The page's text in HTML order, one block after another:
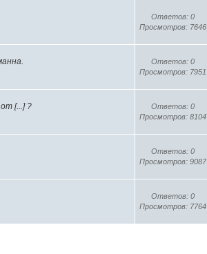
Ответов: 0
Просмотров: 7646
Ответов: 0
Просмотров: 7951
[...] ?
Ответов: 0
Просмотров: 8104
Ответов: 0
Просмотров: 9087
Ответов: 0
Просмотров: 7764